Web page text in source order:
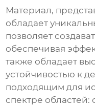
Материал,
обладает
позволяет
обеспечивая
также обладает
устойчивостью к
подходящим для
спектре областей: